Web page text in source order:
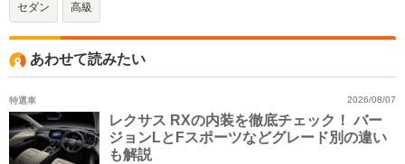
セダン 高級
あわせて読みたい
特選車
レクサス RXの内装を徹底チェック！ バー
ジョンLとFスポーツなどグレード別の違い
も解説
2026/08/07